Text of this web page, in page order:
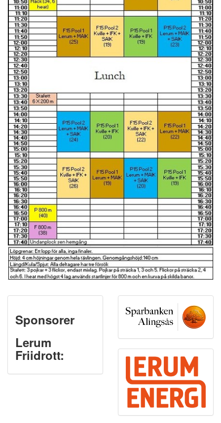
Sponsorer
Lerum
Friidrott: